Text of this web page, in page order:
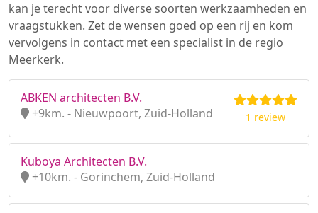
kan je terecht voor diverse soorten werkzaamheden en
vraagstukken. Zet de wensen goed op een rij en kom
vervolgens in contact met een specialist in de regio
Meerkerk.
ABKEN architecten B.V.
+9km. - Nieuwpoort, Zuid-Holland
1 review
Kuboya Architecten B.V.
+10km. - Gorinchem, Zuid-Holland